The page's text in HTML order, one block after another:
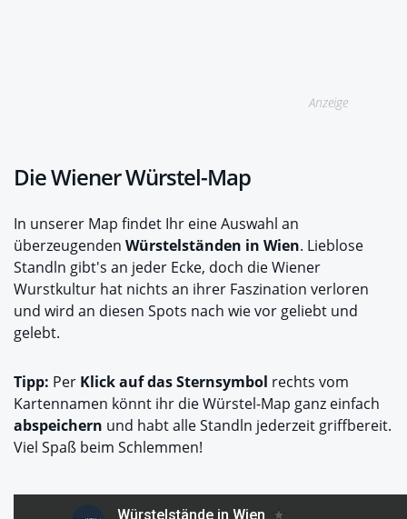
Anzeige
Die Wiener Würstel-Map
In unserer Map findet Ihr eine Auswahl an
überzeugenden Würstelständen in Wien. Lieblose
Standln gibt's an jeder Ecke, doch die Wiener
Wurstkultur hat nichts an ihrer Faszination verloren
und wird an diesen Spots nach wie vor geliebt und
gelebt.
Tipp: Per Klick auf das Sternsymbol rechts vom
Kartennamen könnt ihr die Würstel-Map ganz einfach
abspeichern und habt alle Standln jederzeit griffbereit.
Viel Spaß beim Schlemmen!